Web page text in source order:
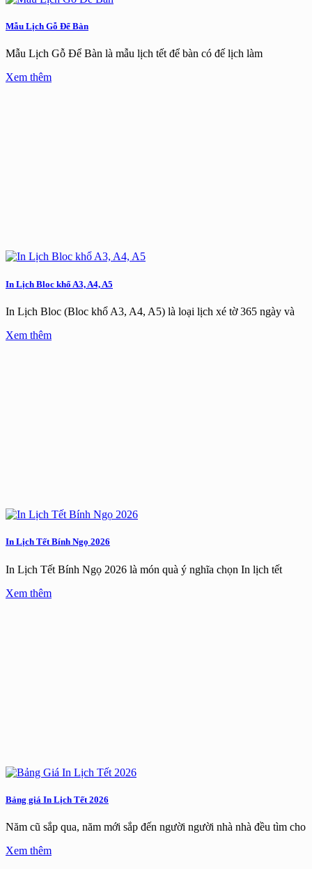
Mẫu Lịch Gỗ Để Bàn
Mẫu Lịch Gỗ Để Bàn là mẫu lịch tết để bàn có đế lịch làm
Xem thêm
In Lịch Bloc khổ A3, A4, A5
In Lịch Bloc (Bloc khổ A3, A4, A5) là loại lịch xé tờ 365 ngày và
Xem thêm
In Lịch Tết Bính Ngọ 2026
In Lịch Tết Bính Ngọ 2026 là món quà ý nghĩa chọn In lịch tết
Xem thêm
Bảng giá In Lịch Tết 2026
Năm cũ sắp qua, năm mới sắp đến người người nhà nhà đều tìm cho
Xem thêm